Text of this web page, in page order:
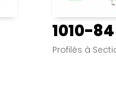
1010-84
Profilés à